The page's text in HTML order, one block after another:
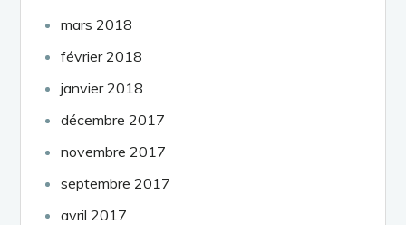
mars 2018
février 2018
janvier 2018
décembre 2017
novembre 2017
septembre 2017
avril 2017